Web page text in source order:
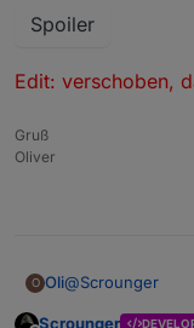
Spoiler
Edit: verschoben,
Gruß
Oliver
O Oli@Scrounger
Scrounger